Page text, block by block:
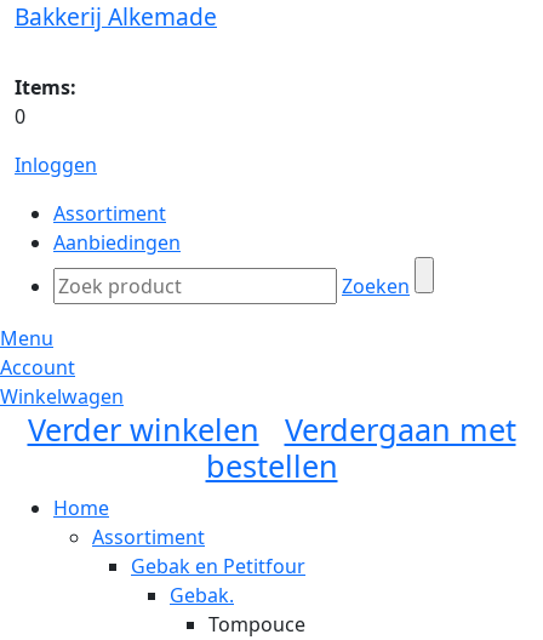
Bakkerij Alkemade
Items:
0
Inloggen
Assortiment
Aanbiedingen
Zoeken
Menu
Account
Winkelwagen
Verder winkelen
Verdergaan met
bestellen
Home
Assortiment
Gebak en Petitfour
Gebak.
Tompouce